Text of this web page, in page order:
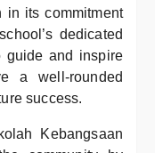
in its commitment
dedicated
guide and inspire
a well-rounded
success.
Kebangsaan